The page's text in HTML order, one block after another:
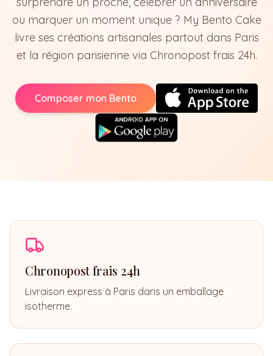
ou marquer un moment unique ? My Bento Cake
livre ses créations artisanales partout dans Paris
et la région parisienne via Chronopost frais 24h.
Composer mon Bento
Chronopost frais 24h
Livraison express à Paris dans un emballage
isotherme.